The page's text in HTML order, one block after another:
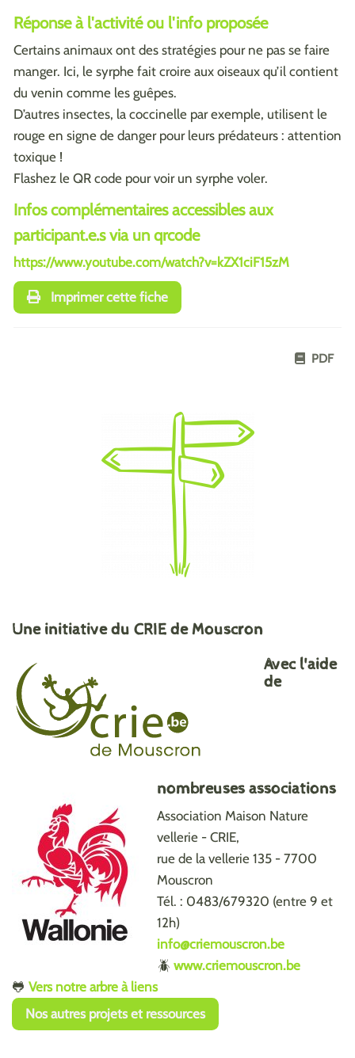
Réponse à l'activité ou l'info proposée
Certains animaux ont des stratégies pour ne pas se faire
manger. Ici, le syrphe fait croire aux oiseaux qu’il contient
du venin comme les guêpes.
D’autres insectes, la coccinelle par exemple, utilisent le
rouge en signe de danger pour leurs prédateurs : attention
toxique !
Flashez le QR code pour voir un syrphe voler.
Infos complémentaires accessibles aux
participant.e.s via un qrcode
https://www.youtube.com/watch?v=kZX1ciF15zM
Imprimer cette fiche
PDF
Une initiative du CRIE de Mouscron
Avec l'aide
de
nombreuses associations
Association Maison Nature
vellerie - CRIE,
rue de la vellerie 135 - 7700
Mouscron
Tél. : 0483/679320 (entre 9 et
12h)
info@criemouscron.be
🪲 www.criemouscron.be
🐸 Vers notre arbre à liens
Nos autres projets et ressources